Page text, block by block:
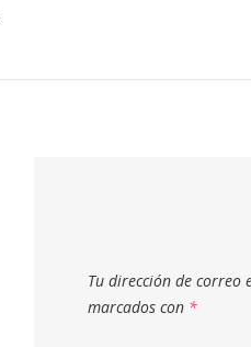
Tu dirección de correo
marcados con *